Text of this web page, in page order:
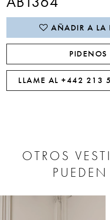
AÑADIR A LA
OTROS
AUTOPLAY
SLIDE
SLIDE
0